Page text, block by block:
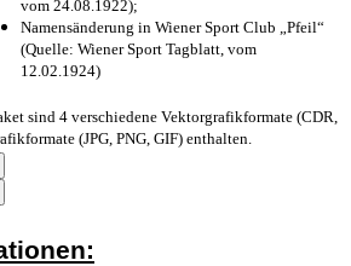
vom 24.08.1922);
Namensänderung in Wiener Sport Club „Pfeil“
(Quelle: Wiener Sport Tagblatt, vom
12.02.1924)
sind 4 verschiedene Vektorgrafikformate (CDR,
(JPG, PNG, GIF) enthalten.